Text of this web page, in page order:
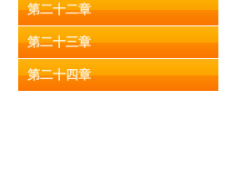
第二十二章
第二十三章
第二十四章